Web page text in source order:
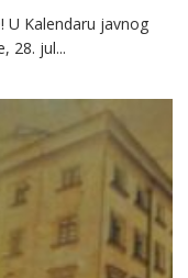
U Kalendaru javnog
28. jul...